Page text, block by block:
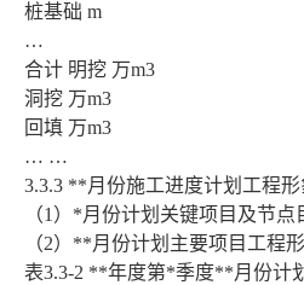
桩基础 m
…
合计 明挖 万m3
洞挖 万m3
回填 万m3
… …
3.3.3 **月份施工进度计划工程形
（1）*月份计划关键项目及节点
（2）**月份计划主要项目工程
表3.3-2 **年度第*季度**月份计